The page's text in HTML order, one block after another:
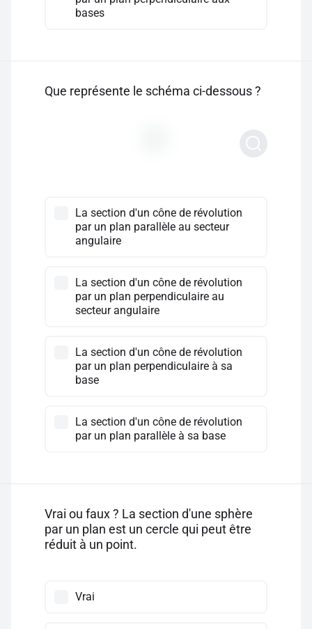
bases
Que représente le schéma ci-dessous ?
La section d'un cône de révolution
par un plan parallèle au secteur
angulaire
La section d'un cône de révolution
par un plan perpendiculaire au
secteur angulaire
La section d'un cône de révolution
par un plan perpendiculaire à sa
base
La section d'un cône de révolution
par un plan parallèle à sa base
Vrai ou faux ? La section d'une sphère
par un plan est un cercle qui peut être
réduit à un point.
Vrai